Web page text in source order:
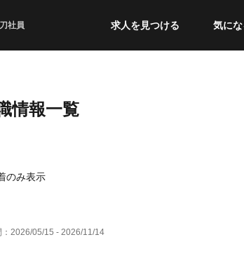
社員 求人を見つける 気に
情報一覧
のみ表示
2026/05/15 - 2026/11/14